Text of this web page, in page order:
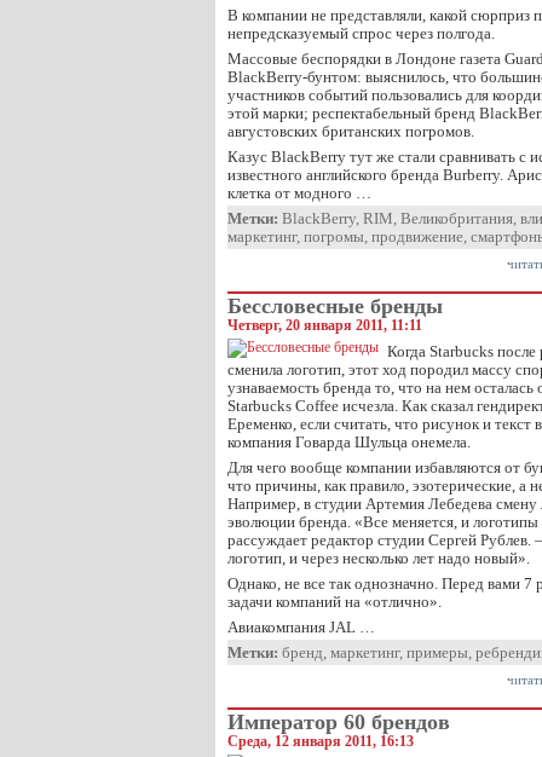
В компании не представляли, какой сюрприз
непредсказуемый спрос через полгода.
Массовые беспорядки в Лондоне газета
BlackBerry-бунтом: выяснилось, что
участников событий пользовались для
этой марки; респектабельный бренд
августовских британских погромов.
Казус BlackBerry тут же стали сравнивать с
известного английского бренда Burberry.
клетка от модного …
Метки: BlackBerry, RIM, Великобритания,
маркетинг, погромы, продвижение,
Бессловесные бренды
Четверг, 20 января 2011, 11:11
Когда Starbucks
сменила логотип, этот ход породил массу
узнаваемость бренда то, что на нем осталась
Starbucks Coffee исчезла. Как cказал
Еременко, если считать, что рисунок и текст
компания Говарда Шульца онемела.
Для чего вообще компании избавляются от
что причины, как правило, эзотерические, а
Например, в студии Артемия Лебедева
эволюции бренда. «Все меняется, и
рассуждает редактор студии Сергей
логотип, и через несколько лет надо новый».
Однако, не все так однозначно. Перед вами
задачи компаний на «отлично».
Авиакомпания JAL …
Метки: бренд, маркетинг, примеры,
Император 60 брендов
Среда, 12 января 2011, 16:13